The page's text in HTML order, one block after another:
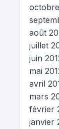
août
juillet
juin
mai
avril
mars
février
janvier